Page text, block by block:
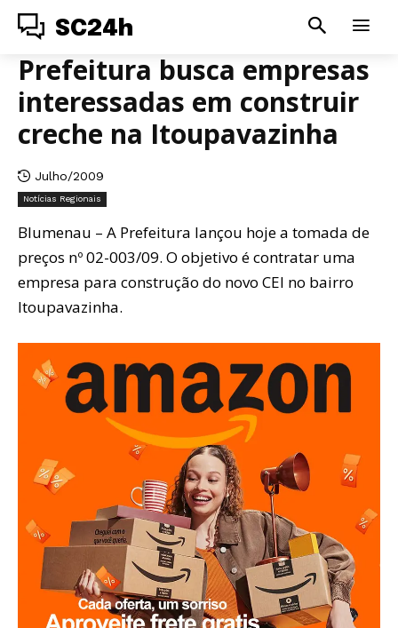
SC24h
Prefeitura busca empresas
interessadas em construir
creche na Itoupavazinha
Julho/2009
Notícias Regionais
Blumenau – A Prefeitura lançou hoje a tomada de
preços nº 02-003/09. O objetivo é contratar uma
empresa para construção do novo CEI no bairro
Itoupavazinha.